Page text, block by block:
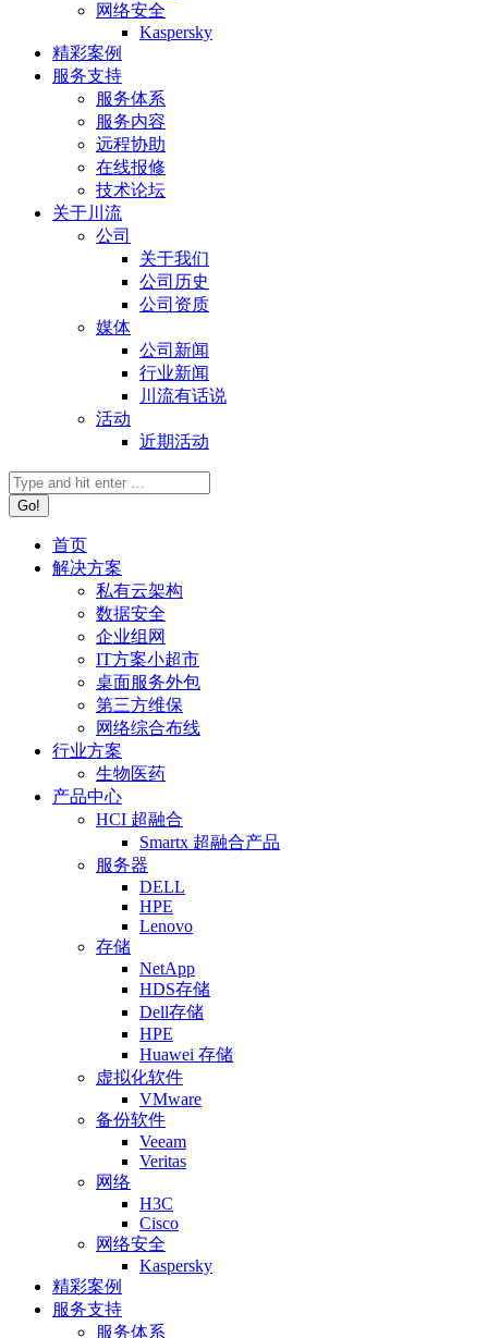
网络安全
Kaspersky
精彩案例
服务支持
服务体系
服务内容
远程协助
在线报修
技术论坛
关于川流
公司
关于我们
公司历史
公司资质
媒体
公司新闻
行业新闻
川流有话说
活动
近期活动
首页
解决方案
私有云架构
数据安全
企业组网
IT方案小超市
桌面服务外包
第三方维保
网络综合布线
行业方案
生物医药
产品中心
HCI 超融合
Smartx 超融合产品
服务器
DELL
HPE
Lenovo
存储
NetApp
HDS存储
Dell存储
HPE
Huawei 存储
虚拟化软件
VMware
备份软件
Veeam
Veritas
网络
H3C
Cisco
网络安全
Kaspersky
精彩案例
服务支持
服务体系